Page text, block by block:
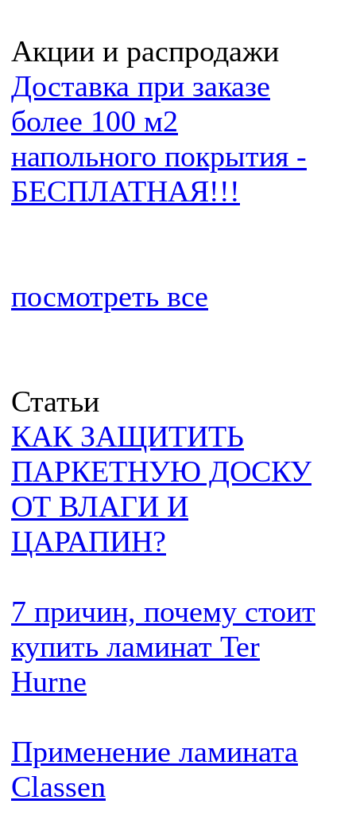
Акции и распродажи
Доставка при заказе
более 100 м2
напольного покрытия -
БЕСПЛАТНАЯ!!!
посмотреть все
Статьи
КАК ЗАЩИТИТЬ
ПАРКЕТНУЮ ДОСКУ
ОТ ВЛАГИ И
ЦАРАПИН?
7 причин, почему стоит
купить ламинат Ter
Hurne
Применение ламината
Classen